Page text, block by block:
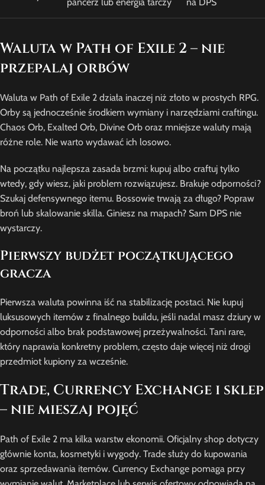
Waluta w Path of Exile 2 – nie
przepalaj orbów
Waluta w Path of Exile 2 działa inaczej niż złoto w prostych RPG.
Orby są jednocześnie środkiem wymiany i narzędziami craftingu.
Chaos Orb, Exalted Orb, Divine Orb oraz mniejsze waluty mają
różne role. Nie warto wydawać ich losowo.
Na początku najlepsza zasada brzmi: kupuj albo craftuj tylko
wtedy, gdy wiesz, jaki problem rozwiązujesz. Brakuje odporności?
Szukaj defensywnego itemu. Bossowie trwają za długo? Popraw
broń lub skalowanie skilla. Giniesz na mapach? Sam DPS nie
wystarczy.
Pierwszy budżet początkującego
gracza
Pierwsza waluta powinna iść na stabilizację postaci. Nie kupuj
luksusowych itemów z finalnego buildu, jeśli nadal masz dziury w
odporności albo brak podstawowej przeżywalności. Tani rare,
który naprawia konkretny problem, często daje więcej niż drogi
przedmiot kupiony za wcześnie.
Trade, Currency Exchange i sklep
– nie mieszaj pojęć
Path of Exile 2 ma kilka warstw ekonomii. Oficjalny shop dotyczy
głównie konta, kosmetyki i wygody. Trade służy do kupowania
oraz sprzedawania itemów. Currency Exchange pomaga przy